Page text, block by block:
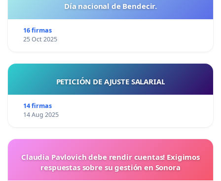
Día nacional de Bendecir.
16 firmas
25 Oct 2025
PETICIÓN DE AJUSTE SALARIAL
14 firmas
14 Aug 2025
Claudia Pavlovich debe rendir cuentas! Exigimos
respuestas sobre su gestión en Sonora